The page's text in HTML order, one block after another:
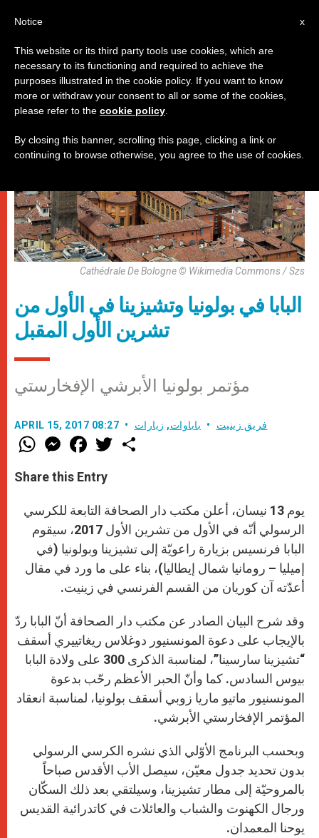
باباوات,زيارات
Cathédrale De Bologne © Wikimedia Commons / Szs
البابا في بولونيا وتشيزينا في الأول من
تشرين الأول المقبل
مؤتمر بولونيا الأبرشي الإفخارستي
APRIL 15, 2017 08:27 فريق زينيت باباوات, زيارات
W
h
t
s
p
p
M
e
s
e
g
e
r
F
a
e
b
o
k
w
r
Share this Entry
يوم 13 نيسان، أعلن مكتب دار الصحافة التابعة للكرسي
الرسولي أنّه في الأول من تشرين الأول 2017، سيقوم
البابا فرنسيس بزيارة راعويّة إلى تشيزينا وبولونيا (في
إميليا – رومانيا شمال إيطاليا)، بناء على ما ورد في مقال
أعدّته آن كوريان من القسم الفرنسي في زينيت.
وقد شرح البيان الصادر عن مكتب دار الصحافة أنّ البابا ردّ
بالإيجاب على دعوة المونسنيور دوغلاس ريغاتييري أسقف
“تشيزينا سارسينا”، لمناسبة الذكرى 300 على ولادة البابا
بيوس السادس. كما وأنّ الحبر الأعظم رحّب بدعوة
المونسنيور ماتيو ماريا زوبي أسقف بولونيا، لمناسبة انعقاد
المؤتمر الإفخارستي الأبرشي.
وبحسب البرنامج الأوّلي الذي نشره الكرسي الرسولي
بدون تحديد جدول معيّن، سيصل الأب الأقدس صباحاً
بالمروحيّة إلى مطار تشيزينا، وسيلتقي بعد ذلك السكّان
ورجال الكهنوت والشباب والعائلات في كاتدرائية القديس
يوحنا المعمدان.
x
Notice
This website or its third party tools use cookies, which are
necessary to its functioning and required to achieve the
purposes illustrated in the cookie policy. If you want to know
more or withdraw your consent to all or some of the cookies,
please refer to the cookie policy
By closing this banner, scrolling this page, clicking a link or
continuing to browse otherwise, you agree to the use of cookies.